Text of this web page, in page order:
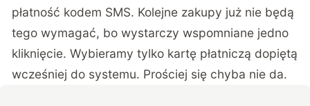
płatność kodem SMS. Kolejne zakupy już nie będą
tego wymagać, bo wystarczy wspomniane jedno
kliknięcie. Wybieramy tylko kartę płatniczą dopiętą
wcześniej do systemu. Prościej się chyba nie da.